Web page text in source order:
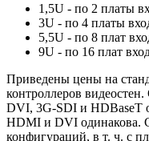
1,5U - по 2 платы
3U - по 4 платы
5,5U - по 8 плат
9U - по 16 плат
Приведены цены на
контроллеров
DVI, 3G-SDI и HDBaseT
HDMI и DVI одинакова.
конфигураций, в т. ч. с